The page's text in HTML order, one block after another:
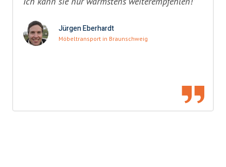
Jürgen Eberhardt
Möbeltransport in Braunschweig